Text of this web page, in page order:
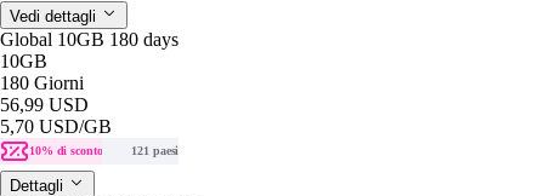
Vedi dettagli
Global 10GB 180 days
10GB
180 Giorni
56,99 USD
5,70 USD/GB
10% di sconto 121 paesi
Dettagli